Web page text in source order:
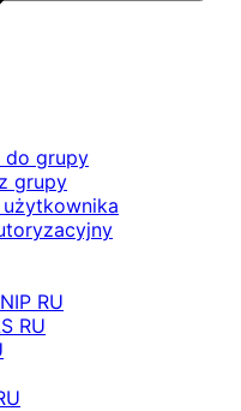
do grupy
grupy
RU
RU